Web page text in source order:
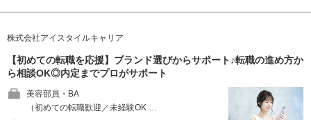
株式会社アイスタイルキャリア
【初めての転職を応援】ブランド選びからサポート♪転職の進め方か
ら相談OK◎内定までプロがサポート
美容部員・BA
（初めての転職歓迎／未経験OK …